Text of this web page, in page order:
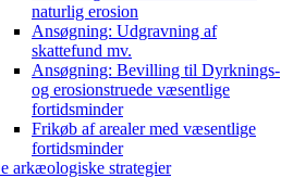
naturlig erosion
Ansøgning: Udgravning af
skattefund mv.
Ansøgning: Bevilling til Dyrknings-
og erosionstruede væsentlige
fortidsminder
Frikøb af arealer med væsentlige
fortidsminder
arkæologiske strategier